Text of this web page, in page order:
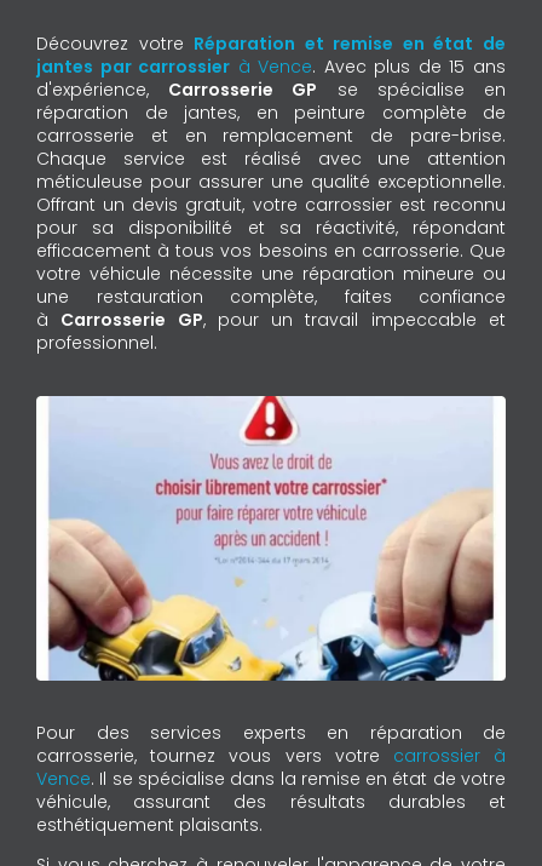
Découvrez votre Réparation et remise en état de
jantes par carrossier à Vence. Avec plus de 15 ans
d'expérience, Carrosserie GP se spécialise en
réparation de jantes, en peinture complète de
carrosserie et en remplacement de pare-brise.
Chaque service est réalisé avec une attention
méticuleuse pour assurer une qualité exceptionnelle.
Offrant un devis gratuit, votre carrossier est reconnu
pour sa disponibilité et sa réactivité, répondant
efficacement à tous vos besoins en carrosserie. Que
votre véhicule nécessite une réparation mineure ou
une restauration complète, faites confiance
à Carrosserie GP, pour un travail impeccable et
professionnel.
Pour des services experts en réparation de
carrosserie, tournez vous vers votre carrossier à
Vence. Il se spécialise dans la remise en état de votre
véhicule, assurant des résultats durables et
esthétiquement plaisants.